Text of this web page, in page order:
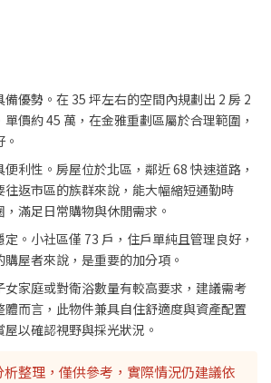
優勢。在 35 坪左右的空間內規劃出 2 房 2
價約 45 萬，在金雅重劃區屬於合理範圍，
利性。房屋位於北區，鄰近 68 快速道路，
往返市區的族群來說，能大幅縮短通勤時
滿足日常購物與休閒需求。
。小社區僅 73 戶，住戶單純且管理良好，
屋者來說，是重要的加分項。
家庭或對衛浴數量有較高要求，建議需考
體而言，此物件兼具自住舒適度與資產配置
以確認視野與採光狀況。
整理，僅供參考，實際情況仍建議依